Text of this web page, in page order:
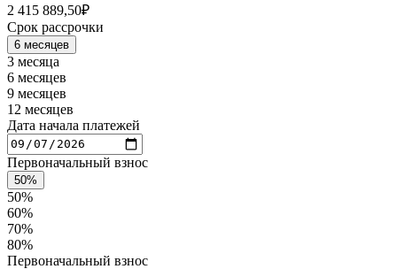
2 415 889,50₽
Срок рассрочки
6 месяцев
3 месяца
6 месяцев
9 месяцев
12 месяцев
Дата начала платежей
Первоначальный взнос
50%
50%
60%
70%
80%
Первоначальный взнос